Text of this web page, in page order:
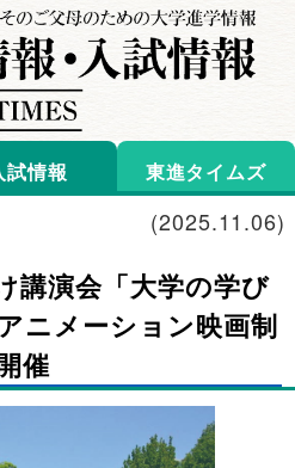
試情報 東進タイムズ
講演会「大学の学び
ニメーション映画制
催
(2025.11.06)